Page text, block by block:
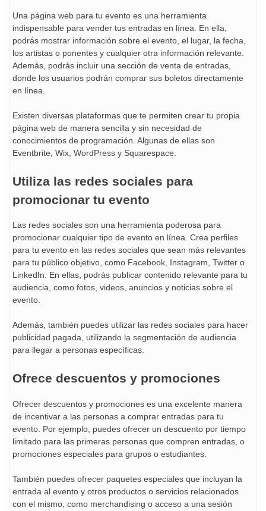
Una página web para tu evento es una herramienta
indispensable para vender tus entradas en línea. En ella,
podrás mostrar información sobre el evento, el lugar, la fecha,
los artistas o ponentes y cualquier otra información relevante.
Además, podrás incluir una sección de venta de entradas,
donde los usuarios podrán comprar sus boletos directamente
en línea.
Existen diversas plataformas que te permiten crear tu propia
página web de manera sencilla y sin necesidad de
conocimientos de programación. Algunas de ellas son
Eventbrite, Wix, WordPress y Squarespace.
Utiliza las redes sociales para
promocionar tu evento
Las redes sociales son una herramienta poderosa para
promocionar cualquier tipo de evento en línea. Crea perfiles
para tu evento en las redes sociales que sean más relevantes
para tu público objetivo, como Facebook, Instagram, Twitter o
LinkedIn. En ellas, podrás publicar contenido relevante para tu
audiencia, como fotos, videos, anuncios y noticias sobre el
evento.
Además, también puedes utilizar las redes sociales para hacer
publicidad pagada, utilizando la segmentación de audiencia
para llegar a personas específicas.
Ofrece descuentos y promociones
Ofrecer descuentos y promociones es una excelente manera
de incentivar a las personas a comprar entradas para tu
evento. Por ejemplo, puedes ofrecer un descuento por tiempo
limitado para las primeras personas que compren entradas, o
promociones especiales para grupos o estudiantes.
También puedes ofrecer paquetes especiales que incluyan la
entrada al evento y otros productos o servicios relacionados
con el mismo, como merchandising o acceso a una sesión